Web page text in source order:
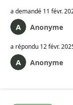
a demandé 11 févr.
Anonyme
a répondu 12 févr.
Anonyme